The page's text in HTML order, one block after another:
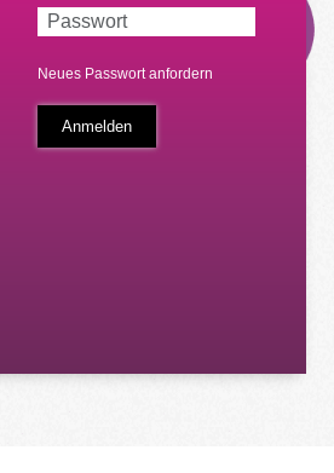
Neues Passwort anfordern